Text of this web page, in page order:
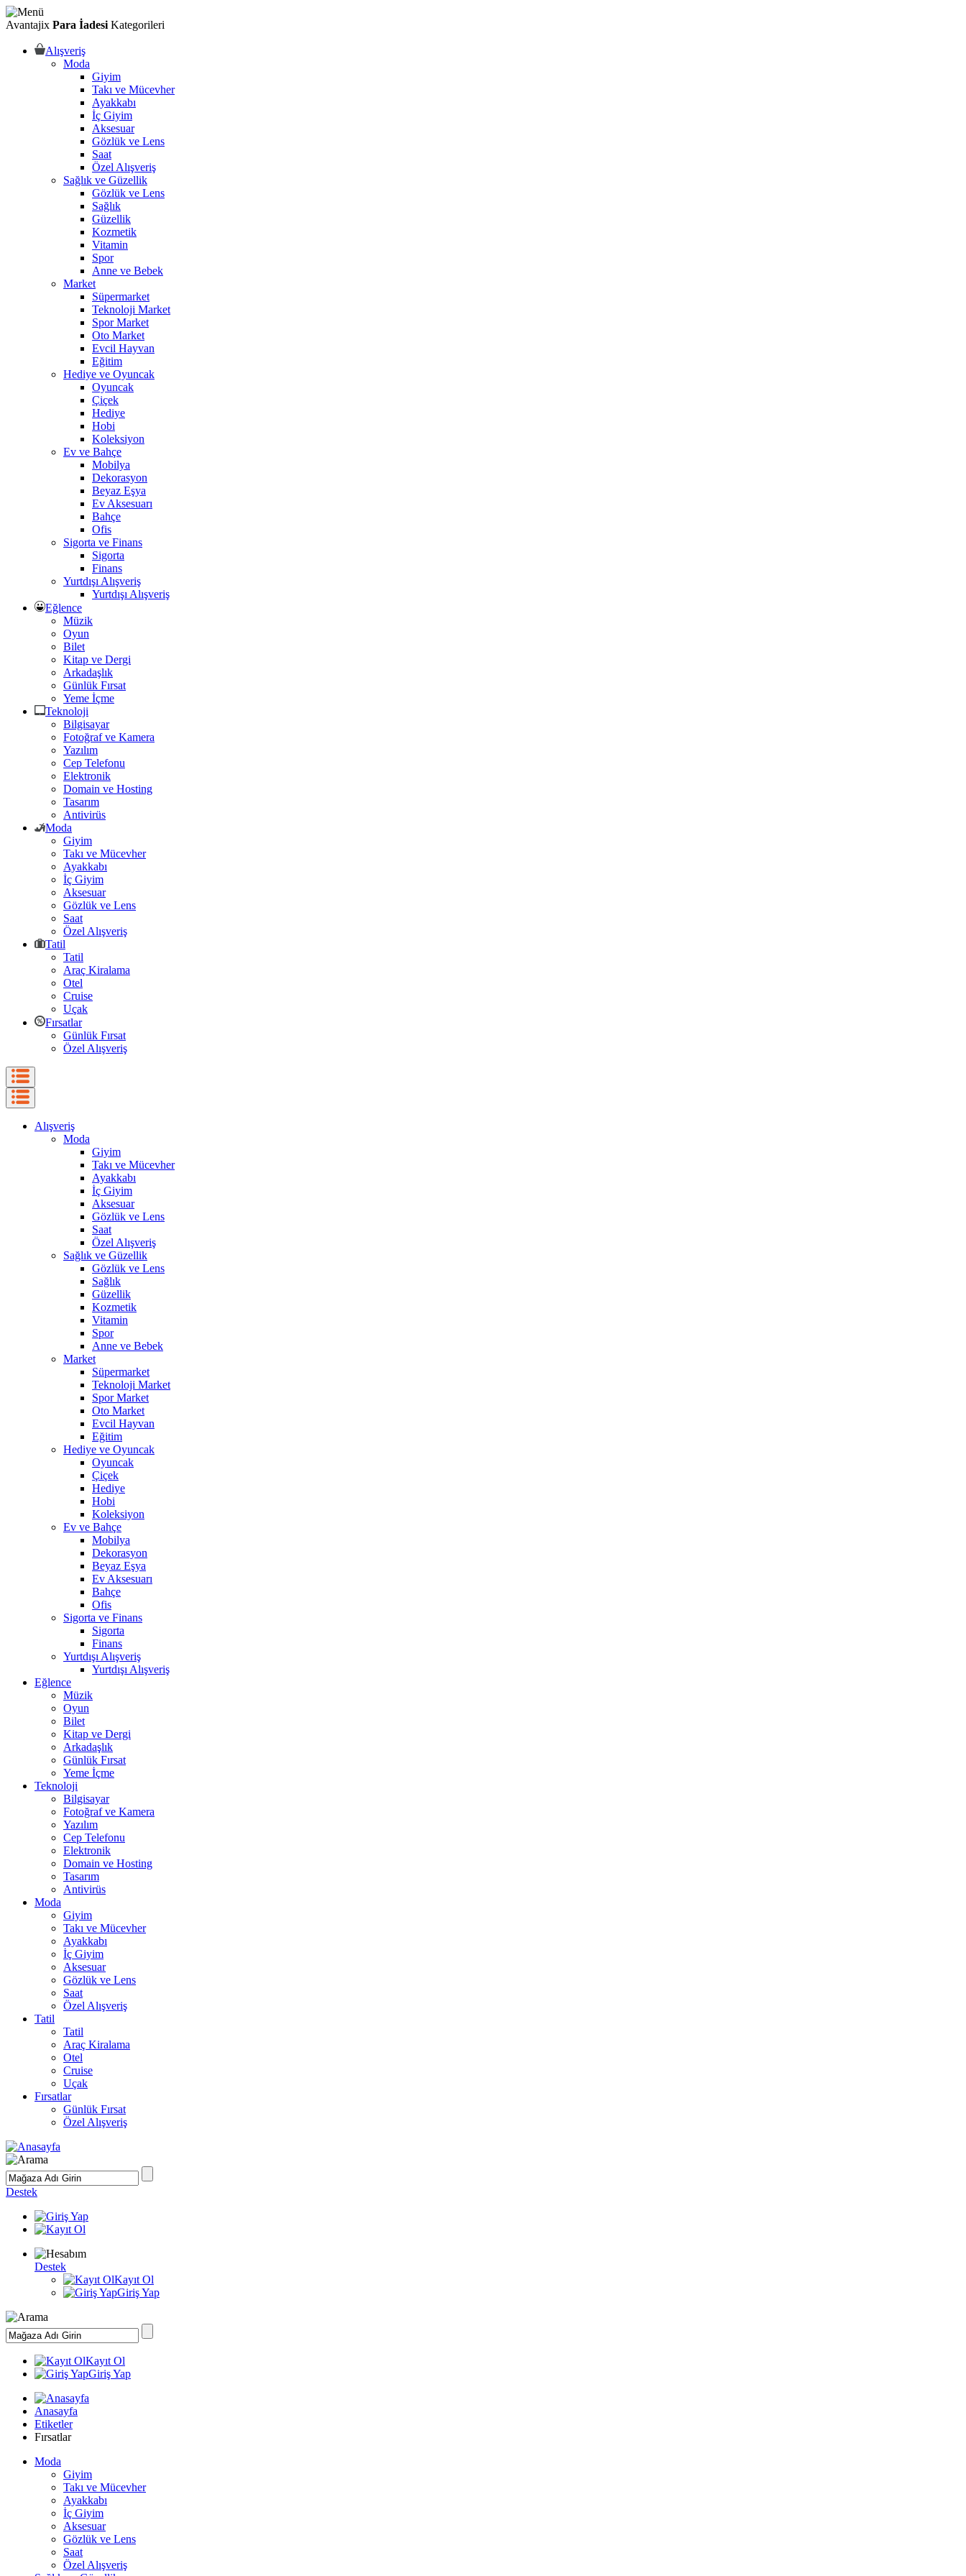
Avantajix Para İadesi Kategorileri
Alışveriş
Moda
Giyim
Takı ve Mücevher
Ayakkabı
İç Giyim
Aksesuar
Gözlük ve Lens
Saat
Özel Alışveriş
Sağlık ve Güzellik
Gözlük ve Lens
Sağlık
Güzellik
Kozmetik
Vitamin
Spor
Anne ve Bebek
Market
Süpermarket
Teknoloji Market
Spor Market
Oto Market
Evcil Hayvan
Eğitim
Hediye ve Oyuncak
Oyuncak
Çiçek
Hediye
Hobi
Koleksiyon
Ev ve Bahçe
Mobilya
Dekorasyon
Beyaz Eşya
Ev Aksesuarı
Bahçe
Ofis
Sigorta ve Finans
Sigorta
Finans
Yurtdışı Alışveriş
Yurtdışı Alışveriş
Eğlence
Müzik
Oyun
Bilet
Kitap ve Dergi
Arkadaşlık
Günlük Fırsat
Yeme İçme
Teknoloji
Bilgisayar
Fotoğraf ve Kamera
Yazılım
Cep Telefonu
Elektronik
Domain ve Hosting
Tasarım
Antivirüs
Moda
Giyim
Takı ve Mücevher
Ayakkabı
İç Giyim
Aksesuar
Gözlük ve Lens
Saat
Özel Alışveriş
Tatil
Tatil
Araç Kiralama
Otel
Cruise
Uçak
Fırsatlar
Günlük Fırsat
Özel Alışveriş
Alışveriş
Moda
Giyim
Takı ve Mücevher
Ayakkabı
İç Giyim
Aksesuar
Gözlük ve Lens
Saat
Özel Alışveriş
Sağlık ve Güzellik
Gözlük ve Lens
Sağlık
Güzellik
Kozmetik
Vitamin
Spor
Anne ve Bebek
Market
Süpermarket
Teknoloji Market
Spor Market
Oto Market
Evcil Hayvan
Eğitim
Hediye ve Oyuncak
Oyuncak
Çiçek
Hediye
Hobi
Koleksiyon
Ev ve Bahçe
Mobilya
Dekorasyon
Beyaz Eşya
Ev Aksesuarı
Bahçe
Ofis
Sigorta ve Finans
Sigorta
Finans
Yurtdışı Alışveriş
Yurtdışı Alışveriş
Eğlence
Müzik
Oyun
Bilet
Kitap ve Dergi
Arkadaşlık
Günlük Fırsat
Yeme İçme
Teknoloji
Bilgisayar
Fotoğraf ve Kamera
Yazılım
Cep Telefonu
Elektronik
Domain ve Hosting
Tasarım
Antivirüs
Moda
Giyim
Takı ve Mücevher
Ayakkabı
İç Giyim
Aksesuar
Gözlük ve Lens
Saat
Özel Alışveriş
Tatil
Tatil
Araç Kiralama
Otel
Cruise
Uçak
Fırsatlar
Günlük Fırsat
Özel Alışveriş
Destek
Destek
Kayıt Ol
Giriş Yap
Kayıt Ol
Giriş Yap
Anasayfa
Etiketler
Fırsatlar
Moda
Giyim
Takı ve Mücevher
Ayakkabı
İç Giyim
Aksesuar
Gözlük ve Lens
Saat
Özel Alışveriş